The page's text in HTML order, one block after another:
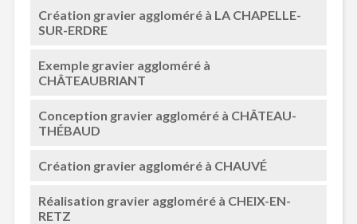
Création gravier aggloméré à LA CHAPELLE-
SUR-ERDRE
Exemple gravier aggloméré à
CHÂTEAUBRIANT
Conception gravier aggloméré à CHÂTEAU-
THÉBAUD
Création gravier aggloméré à CHAUVÉ
Réalisation gravier aggloméré à CHEIX-EN-
RETZ